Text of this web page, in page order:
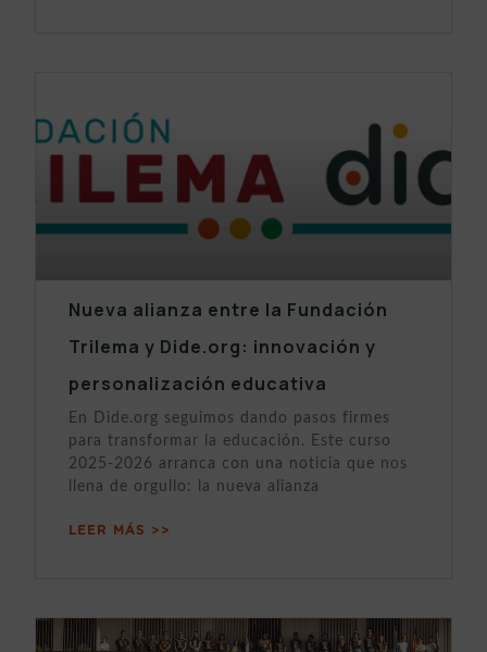
Nueva alianza entre la Fundación
Trilema y Dide.org: innovación y
personalización educativa
En Dide.org seguimos dando pasos firmes
para transformar la educación. Este curso
2025-2026 arranca con una noticia que nos
llena de orgullo: la nueva alianza
LEER MÁS >>